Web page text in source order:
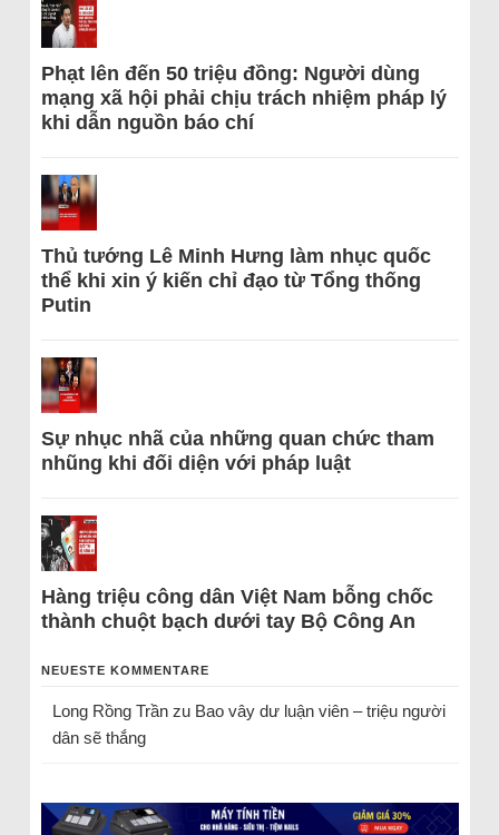
Phạt lên đến 50 triệu đồng: Người dùng
mạng xã hội phải chịu trách nhiệm pháp lý
khi dẫn nguồn báo chí
Thủ tướng Lê Minh Hưng làm nhục quốc
thể khi xin ý kiến chỉ đạo từ Tổng thống
Putin
Sự nhục nhã của những quan chức tham
nhũng khi đối diện với pháp luật
Hàng triệu công dân Việt Nam bỗng chốc
thành chuột bạch dưới tay Bộ Công An
NEUESTE KOMMENTARE
Long Rồng Trầnzu Bao vây dư luận viên – triệu người
dân sẽ thắng